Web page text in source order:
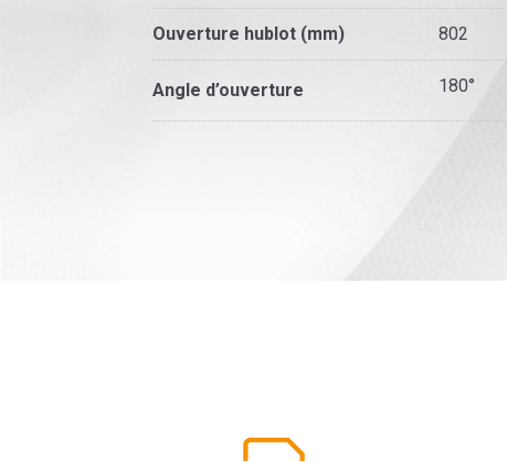
Ouverture hublot (mm) 802
Angle d’ouverture 180°